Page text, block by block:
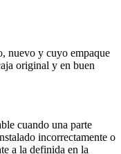
nuevo y cuyo empaque
original y en buen
cuando una parte
incorrectamente o
a la definida en la